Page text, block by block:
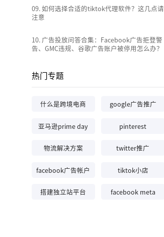
09.如何选择合适的tiktok代理软件？这几点请
注意
10. 广告投放问答合集：Facebook广告拒登警
告、GMC违规、谷歌广告账户被停用怎么办？
热门专题
什么是跨境电商 google广告推广
亚马逊prime day pinterest
物流解决方案 twitter推广
facebook广告帐户 tiktok小店
搭建独立站平台 facebook meta